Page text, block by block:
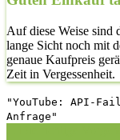
Auf diese Weise sind
lange Sicht noch mit
genaue Kaufpreis
Zeit in Vergessenheit.
"YouTube: API-
Anfrage"